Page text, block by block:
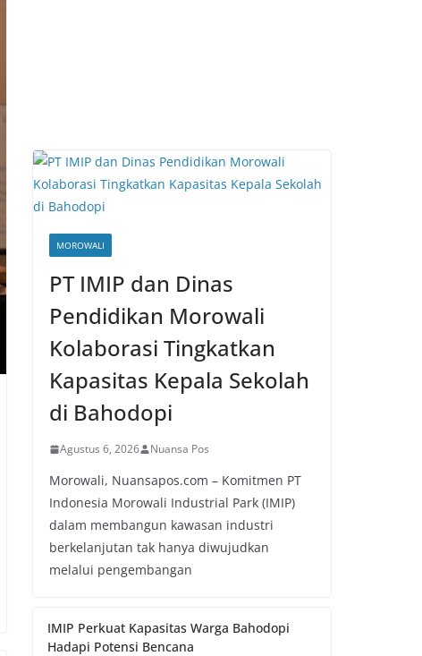
MOROWALI
PT IMIP dan Dinas
Pendidikan Morowali
Kolaborasi Tingkatkan
Kapasitas Kepala Sekolah
di Bahodopi
Agustus 6, 2026 Nuansa Pos
Morowali, Nuansapos.com – Komitmen PT
Indonesia Morowali Industrial Park (IMIP)
dalam membangun kawasan industri
berkelanjutan tak hanya diwujudkan
melalui pengembangan
IMIP Perkuat Kapasitas Warga Bahodopi
Hadapi Potensi Bencana